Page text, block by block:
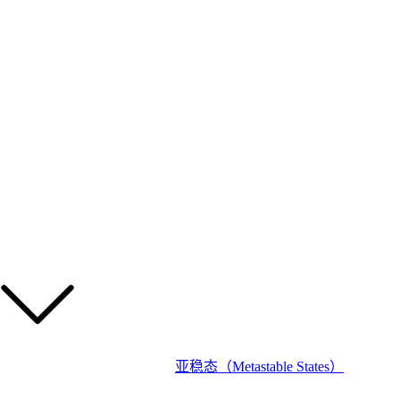
亚稳态（Metastable States）